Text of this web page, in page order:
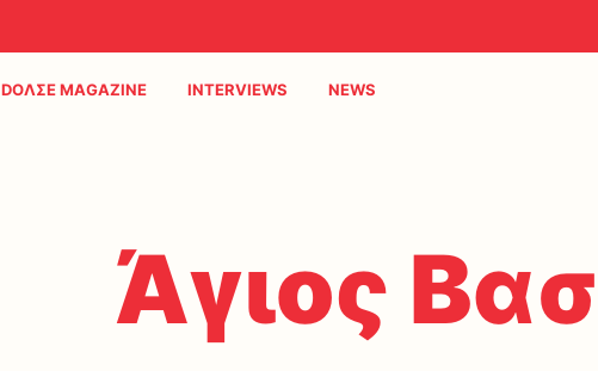
DOΛΣE MAGAZINE INTERVIEWS NEWS
Άγιος